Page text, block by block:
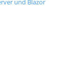
und Blazor